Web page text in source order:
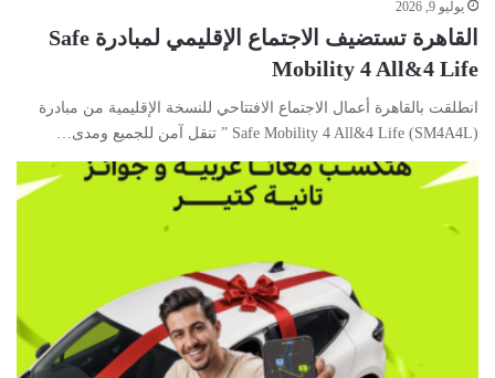
يوليو 9, 2026
القاهرة تستضيف الاجتماع الإقليمي لمبادرة Safe
Mobility 4 All&4 Life
انطلقت بالقاهرة أعمال الاجتماع الافتتاحي للنسخة الإقليمية من مبادرة
Safe Mobility 4 All&4 Life (SM4A4L) ” تنقل آمن للجميع ومدى…